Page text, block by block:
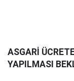
ASGARİ
YAPILMASI